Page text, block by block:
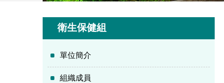
衛生保健組
單位簡介
組織成員